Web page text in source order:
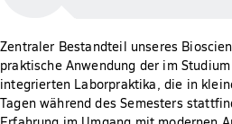
Zentraler Bestandteil unseres
praktische Anwendung der im
integrierten Laborpraktika, die in
Tagen während des Semesters